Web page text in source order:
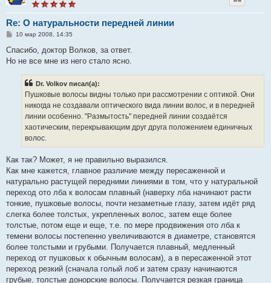
Re: О натуральности передней линии
С
о
щ
10 мар 2008, 14:35
Спасибо, доктор Волков, за ответ.
Но не все мне из него стало ясно.
Dr. Volkov писал(а):
Пушковые волосы видны только при рассмотрении с оптикой. Они
никогда не создавали оптического вида линии волос, и в передней
линии особенно. "Размытость" передней линии создаётся
хаотическим, перекрывающим друг друга положением единичных
волос.
Как так? Может, я не правильно выразился.
Как мне кажется, главное различие между пересаженной и
натурально растущей передними линиями в том, что у натуральной
переход ото лба к волосам плавный (наверху лба начинают расти
тонкие, пушковые волосы, почти незаметные глазу, затем идёт ряд
слегка более толстых, укрепленных волос, затем еще более
толстые, потом еще и еще, т.е. по мере продвижения ото лба к
темени волосы постепенно увеличиваются в диаметре, становятся
более толстыми и грубыми. Получается плавный, медленный
переход от пушковых к обычным волосам), а в пересаженной этот
переход резкий (сначала голый лоб и затем сразу начинаются
грубые, толстые донорские волосы. Получается резкая граница